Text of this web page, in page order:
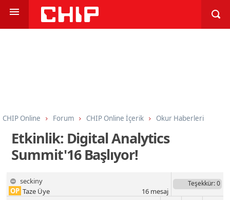
CHIP Online Forum CHIP Online İçerik Okur Haberleri
Etkinlik: Digital Analytics
Summit'16 Başlıyor!
seckiny
OP Taze Üye
Teşekkür: 0
16mesaj